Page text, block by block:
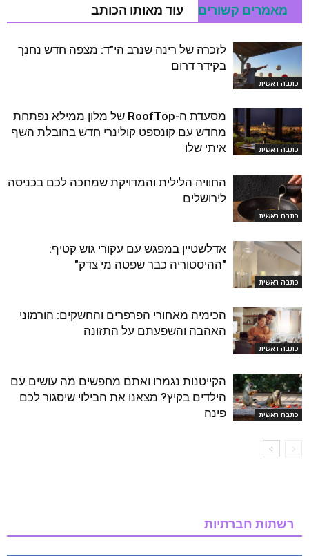
מאמרים קשורים עוד מאותו הכותב
כתבה ראשית
לזכרה של רינה שנרב הי"ד: מצפה חדש נחנך
בקידר דרום
כתבה ראשית
מסעדת ה-RoofTop של מלון ממילא נפתחת
מחדש עם קונספט קולינרי חדש בהובלת השף
איתי שלו
כתבה ראשית
החוויה הלילית והמדויקת שמחכה לכם בכניסה
לירושלים
כתבה ראשית
אדלשטיין במפגש עם עקורי גוש קטיף:
"ההיסטוריה כבר שפטה מי צדק"
כתבה ראשית
הכימיה מאחורי הפרפרים והחשקים: הורמוני
האהבה והשפעתם על התזונה
כתבה ראשית
הקייטנות נגמרו ואתם מחפשים מה עושים עם
הילדים בקיץ? מצאנו את הבילוי שיסגור לכם
פינה
רשתות חברתיות